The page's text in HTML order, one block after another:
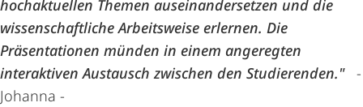
hochaktuellen Themen auseinandersetzen und die
wissenschaftliche Arbeitsweise erlernen. Die
Präsentationen münden in einem angeregten
interaktiven Austausch zwischen den Studierenden."-
Johanna -